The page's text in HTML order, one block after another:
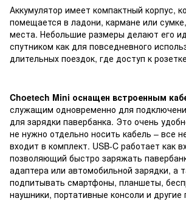
Аккумулятор имеет компактный корпус,
помещается в ладони, кармане или
места. Небольшие размеры делают его
спутником как для повседневного
длительных поездок, где доступ к
Choetech Mini оснащен встроенным
служащим одновременно для
для зарядки павербанка. Это очень
не нужно отдельно носить кабель – все
входит в комплект. USB-C работает как
позволяющий быстро заряжать
адаптера или автомобильной зарядки, а
подпитывать смартфоны, планшеты,
наушники, портативные консоли и